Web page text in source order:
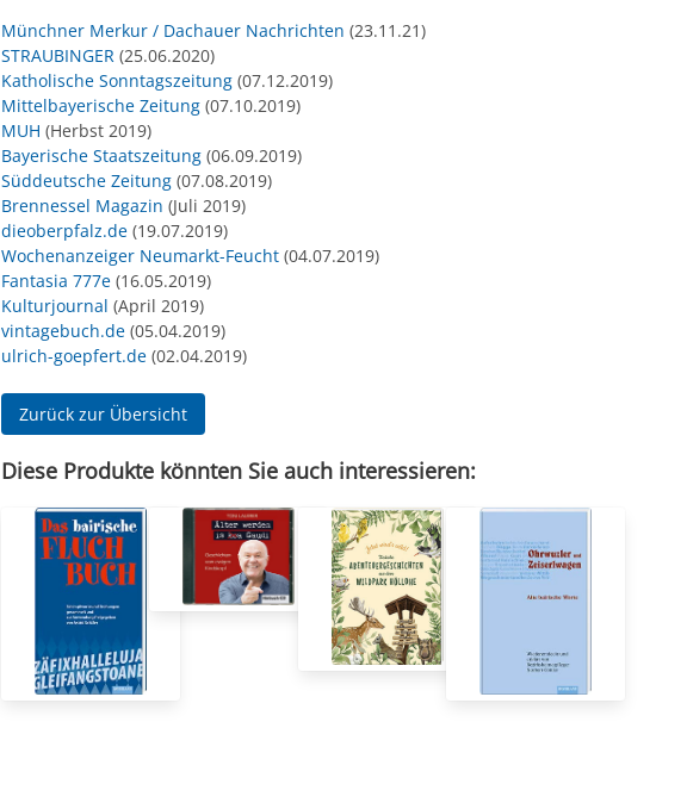
Münchner Merkur / Dachauer Nachrichten (23.11.21)
STRAUBINGER (25.06.2020)
Katholische Sonntagszeitung (07.12.2019)
Mittelbayerische Zeitung (07.10.2019)
MUH (Herbst 2019)
Bayerische Staatszeitung (06.09.2019)
Süddeutsche Zeitung (07.08.2019)
Brennessel Magazin (Juli 2019)
dieoberpfalz.de (19.07.2019)
Wochenanzeiger Neumarkt-Feucht (04.07.2019)
Fantasia 777e (16.05.2019)
Kulturjournal (April 2019)
vintagebuch.de (05.04.2019)
ulrich-goepfert.de (02.04.2019)
Zurück zur Übersicht
Diese Produkte könnten Sie auch interessieren: